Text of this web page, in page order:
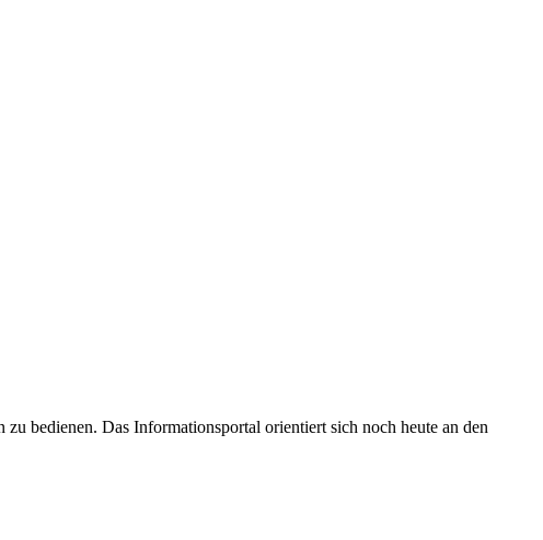
bedienen. Das Informationsportal orientiert sich noch heute an den